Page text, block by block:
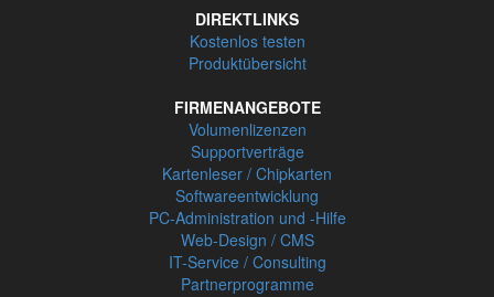
DIREKTLINKS
Kostenlos testen
Produktübersicht
FIRMENANGEBOTE
Volumenlizenzen
Supportverträge
Kartenleser / Chipkarten
Softwareentwicklung
PC-Administration und -Hilfe
Web-Design / CMS
IT-Service / Consulting
Partnerprogramme